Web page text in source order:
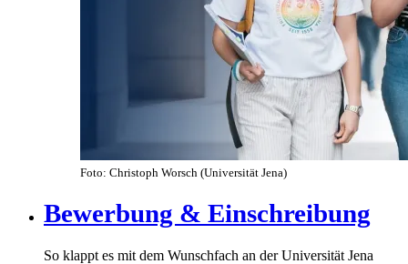
Foto: Christoph Worsch (Universität Jena)
Bewerbung & Einschreibung
So klappt es mit dem Wunschfach an der Universität Jena